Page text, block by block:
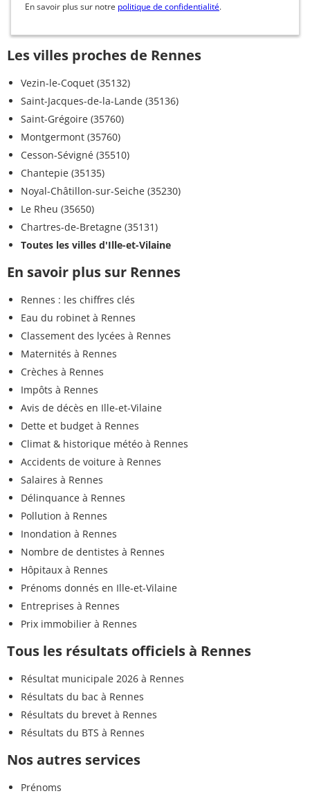
En savoir plus sur notre politique de confidentialité.
Les villes proches de Rennes
Vezin-le-Coquet (35132)
Saint-Jacques-de-la-Lande (35136)
Saint-Grégoire (35760)
Montgermont (35760)
Cesson-Sévigné (35510)
Chantepie (35135)
Noyal-Châtillon-sur-Seiche (35230)
Le Rheu (35650)
Chartres-de-Bretagne (35131)
Toutes les villes d'Ille-et-Vilaine
En savoir plus sur Rennes
Rennes : les chiffres clés
Eau du robinet à Rennes
Classement des lycées à Rennes
Maternités à Rennes
Crèches à Rennes
Impôts à Rennes
Avis de décès en Ille-et-Vilaine
Dette et budget à Rennes
Climat & historique météo à Rennes
Accidents de voiture à Rennes
Salaires à Rennes
Délinquance à Rennes
Pollution à Rennes
Inondation à Rennes
Nombre de dentistes à Rennes
Hôpitaux à Rennes
Prénoms donnés en Ille-et-Vilaine
Entreprises à Rennes
Prix immobilier à Rennes
Tous les résultats officiels à Rennes
Résultat municipale 2026 à Rennes
Résultats du bac à Rennes
Résultats du brevet à Rennes
Résultats du BTS à Rennes
Nos autres services
Prénoms